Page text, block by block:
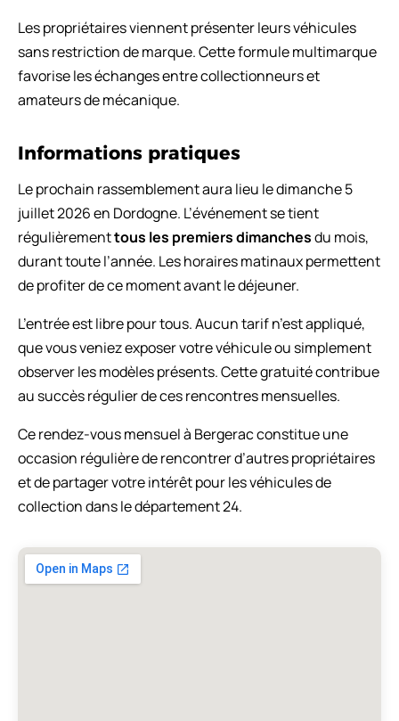
Les propriétaires viennent présenter leurs véhicules
sans restriction de marque. Cette formule multimarque
favorise les échanges entre collectionneurs et
amateurs de mécanique.
Informations pratiques
Le prochain rassemblement aura lieu le dimanche 5
juillet 2026 en Dordogne. L’événement se tient
régulièrementtous les premiers dimanchesdu mois,
durant toute l’année. Les horaires matinaux permettent
de profiter de ce moment avant le déjeuner.
L’entrée est libre pour tous. Aucun tarif n’est appliqué,
que vous veniez exposer votre véhicule ou simplement
observer les modèles présents. Cette gratuité contribue
au succès régulier de ces rencontres mensuelles.
Ce rendez-vous mensuel à Bergerac constitue une
occasion régulière de rencontrer d’autres propriétaires
et de partager votre intérêt pour les véhicules de
collection dans le département 24.